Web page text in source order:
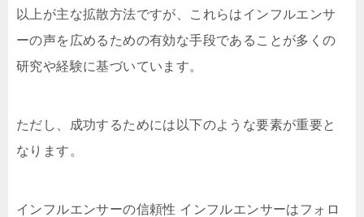
以上が主な拡散方法ですが、これらはインフルエンサ
ーの声を広めるための有効な手段であることが多くの
研究や経験に基づいています。
ただし、成功するためには以下のような要素が重要と
なります。
インフルエンサーの信頼性 インフルエンサーはフォロ